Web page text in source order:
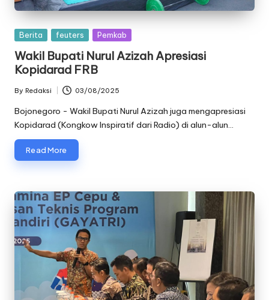
Posted
Berita feuters Pemkab
Wakil Bupati Nurul Azizah Apresiasi
Kopidarad FRB
Posted
by
By Redaksi 03/08/2025
Bojonegoro - Wakil Bupati Nurul Azizah juga mengapresiasi
Kopidarad (Kongkow Inspiratif dari Radio) di alun-alun…
Read More